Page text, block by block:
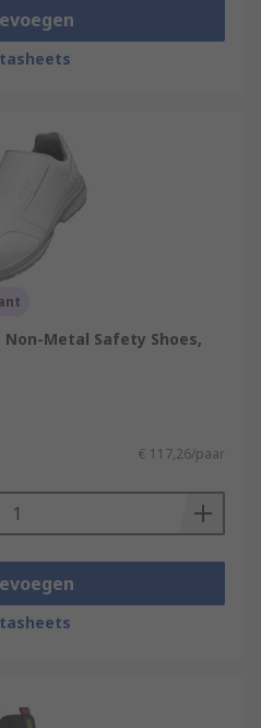
Non-Metal Safety Shoes,
€ 117,26/paar